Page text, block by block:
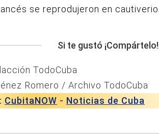
se reprodujeron en cautiverio.
Si te gustó ¡Compártelo!
TodoCuba
Romero / Archivo TodoCuba
CubitaNOW - Noticias de Cuba